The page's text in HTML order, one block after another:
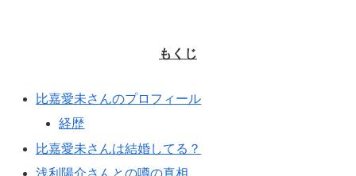
もくじ
比嘉愛未さんのプロフィール
経歴
比嘉愛未さんは結婚してる？
浅利陽介さんとの噂の真相